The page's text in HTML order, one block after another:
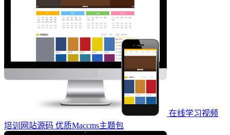
在线学习视频
培训网站源码 优质Maccms主题包